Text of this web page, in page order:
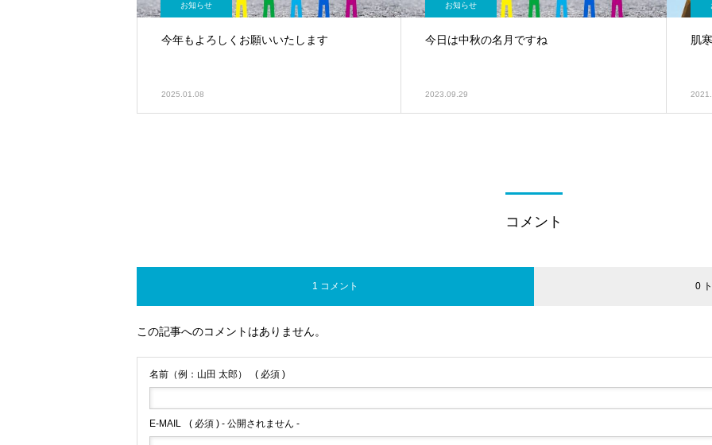
お知らせ
今年もよろしくお願いいたします
2025.01.08
お知らせ
今日は中秋の名月ですね
2023.09.29
肌
コメント
1 コメント 0
この記事へのコメントはありません。
名前（例：山田 太郎） ( 必須 )
E-MAIL ( 必須 ) - 公開されません -